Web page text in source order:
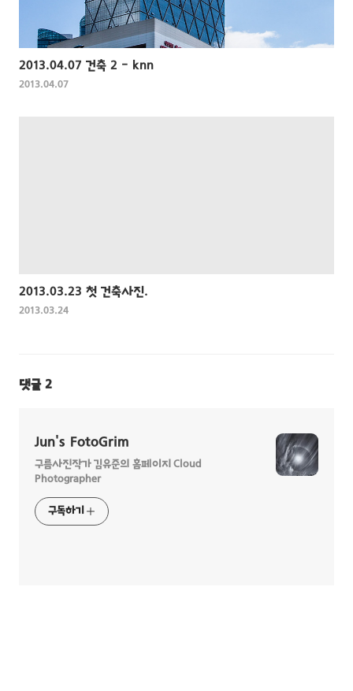
2013.04.07 건축 2 - knn
2013.04.07
2013.03.23 첫 건축사진.
2013.03.24
댓글 2
Jun's FotoGrim
구름사진작가 김유준의 홈페이지 Cloud
Photographer
구독하기